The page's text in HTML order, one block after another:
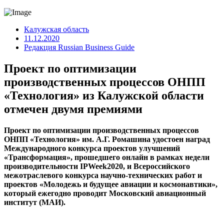
Калужская область
11.12.2020
Редакция Russian Business Guide
Проект по оптимизации
производственных процессов ОНПП
«Технология» из Калужской области
отмечен двумя премиями
Проект по оптимизации производственных процессов
ОНПП «Технология» им. А.Г. Ромашина удостоен наград
Международного конкурса проектов улучшений
«Трансформация», прошедшего онлайн в рамках недели
производительности IPWeek2020, и Всероссийского
межотраслевого конкурса научно-технических работ и
проектов «Молодежь и будущее авиации и космонавтики»,
который ежегодно проводит Московский авиационный
институт (МАИ).